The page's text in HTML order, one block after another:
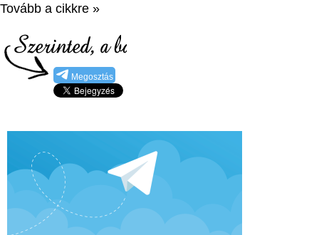
Tovább a cikkre »
Megosztás